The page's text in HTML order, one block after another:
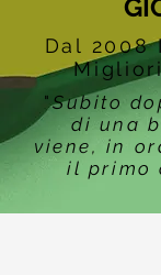
Dal 2008
"Subito
di una
viene, in
il primo